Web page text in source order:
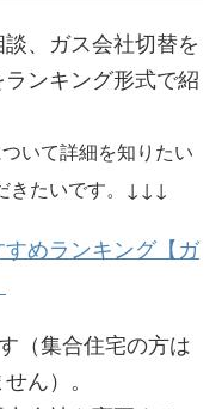
、ガス会社切替を
ンキング形式で紹
いて詳細を知りたい
きたいです。↓↓↓
めランキング【ガ
（集合住宅の方は
ん）。